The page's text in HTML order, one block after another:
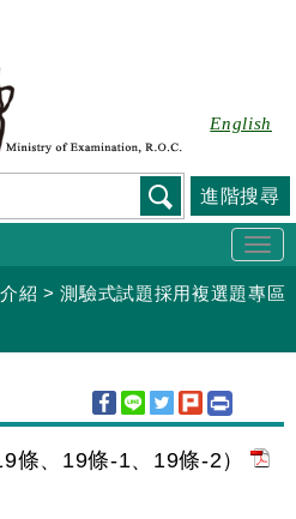
English
進階搜尋
紹 >測驗式試題採用複選題專區
條、19條-1、19條-2）